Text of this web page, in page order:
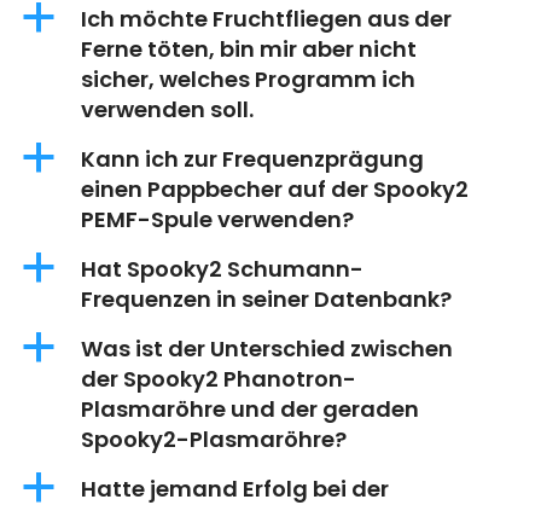
a
Ich möchte Fruchtfliegen aus der
Ferne töten, bin mir aber nicht
sicher, welches Programm ich
verwenden soll.
a
Kann ich zur Frequenzprägung
einen Pappbecher auf der Spooky2
PEMF-Spule verwenden?
a
Hat Spooky2 Schumann-
Frequenzen in seiner Datenbank?
a
Was ist der Unterschied zwischen
der Spooky2 Phanotron-
Plasmaröhre und der geraden
Spooky2-Plasmaröhre?
a
Hatte jemand Erfolg bei der